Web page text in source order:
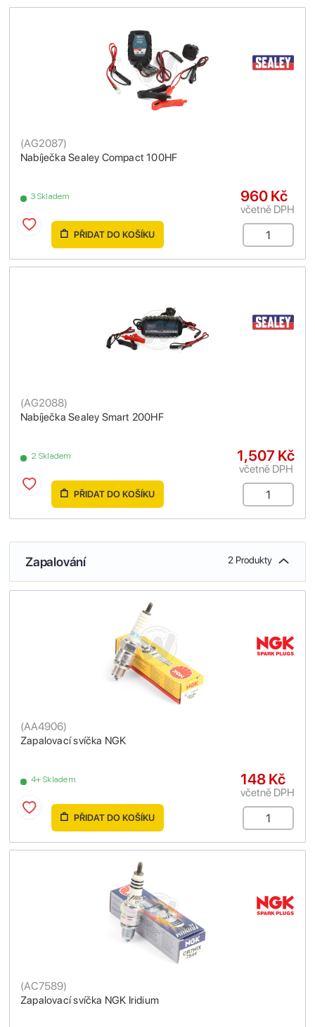
Nabíječka Sealey Compact 100HF
(AG2087)
3 Skladem 960 Kč
včetně DPH
PŘIDAT DO KOŠÍKU
Nabíječka Sealey Smart 200HF
(AG2088)
2 Skladem 1,507 Kč
včetně DPH
PŘIDAT DO KOŠÍKU
Zapalování 2 Produkty
Zapalovací svíčka NGK
(AA4906)
4+ Skladem 148 Kč
včetně DPH
PŘIDAT DO KOŠÍKU
Zapalovací svíčka NGK Iridium
(AC7589)